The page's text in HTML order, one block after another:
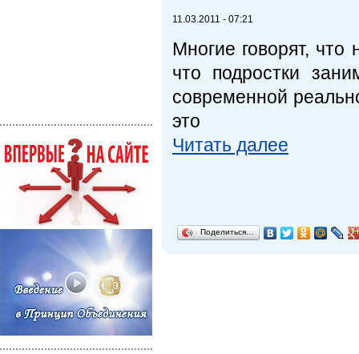
11.03.2011 - 07:21
Многие говорят,
что подростки
современной
это
Читать далее
Поделиться…